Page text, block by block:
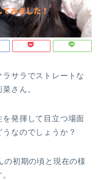
サラでストレートな
さん。
発揮して目立つ場面
なのでしょうか？
の初期の頃と現在の様